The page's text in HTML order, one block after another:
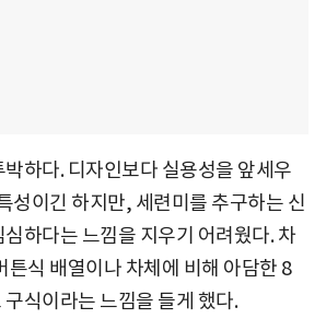
하다. 디자인보다 실용성을 앞세우
성이긴 하지만, 세련미를 추구하는 신
하다는 느낌을 지우기 어려웠다. 차
튼식 배열이나 차체에 비해 아담한 8
식이라는 느낌을 들게 했다.